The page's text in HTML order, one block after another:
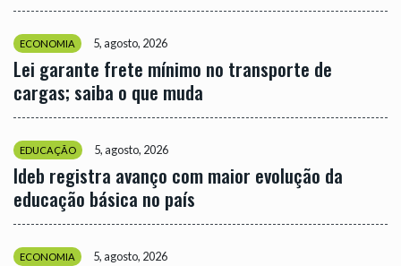
ECONOMIA 5, agosto, 2026
Lei garante frete mínimo no transporte de
cargas; saiba o que muda
EDUCAÇÃO 5, agosto, 2026
Ideb registra avanço com maior evolução da
educação básica no país
ECONOMIA 5, agosto, 2026